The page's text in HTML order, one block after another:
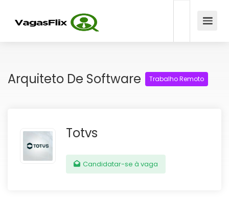
Arquiteto De Software Trabalho Remoto
Totvs
Candidatar-se à vaga